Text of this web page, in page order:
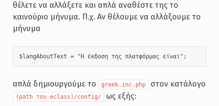
θέλετε να αλλάξετε και απλά αναθέστε της το
καινούριο μήνυμα. Π.χ. Αν θέλουμε να αλλάξουμε το
μήνυμα
$langAboutText = "Η έκδοση της πλατφόρμας είναι";
απλά δημιουργούμε το greek.inc.php στον κατάλογo
(path του eclass)/config/ ως εξής: